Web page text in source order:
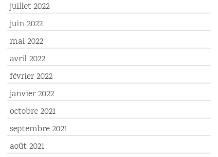
juillet 2022
juin 2022
mai 2022
avril 2022
février 2022
janvier 2022
octobre 2021
septembre 2021
août 2021